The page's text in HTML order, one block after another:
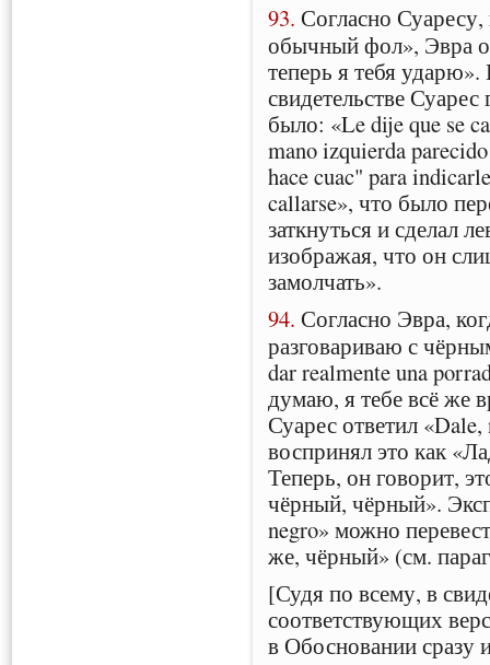
93. Согласно Суаресу,
обычный фол», Эвра
теперь я тебя
свидетельстве
было: «Le dije que se
mano izquierda
hace cuac" para
callarse», что было
заткнуться и сделал
изображая, что он
замолчать».
94. Согласно Эвра,
разговариваю с
dar realmente una
думаю, я тебе всё же
Суарес ответил
воспринял это как
Теперь, он говорит,
чёрный, чёрный».
negro» можно
же, чёрный» (см.
[Судя по всему, в
соответствующих
в Обосновании сразу